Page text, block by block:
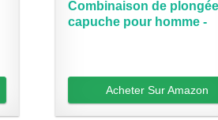
Combinaison de
capuche pour homme -
Acheter Sur Amazon